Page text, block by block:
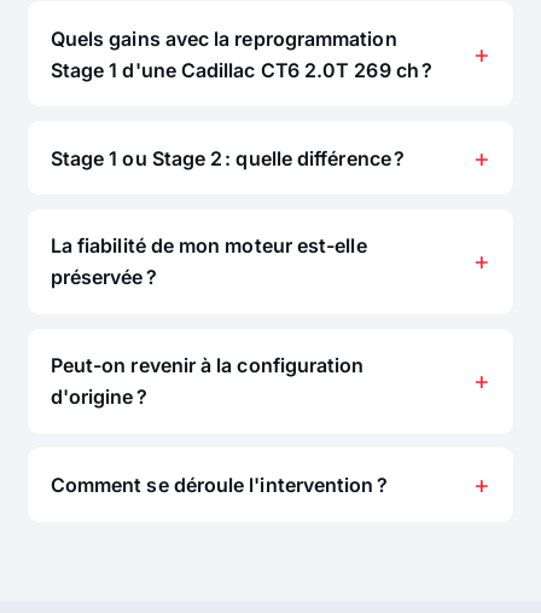
Quels gains avec la reprogrammation
Stage 1 d'une Cadillac CT6 2.0T 269 ch ?
Stage 1 ou Stage 2 : quelle différence ?
La fiabilité de mon moteur est-elle
préservée ?
Peut-on revenir à la configuration
d'origine ?
Comment se déroule l'intervention ?